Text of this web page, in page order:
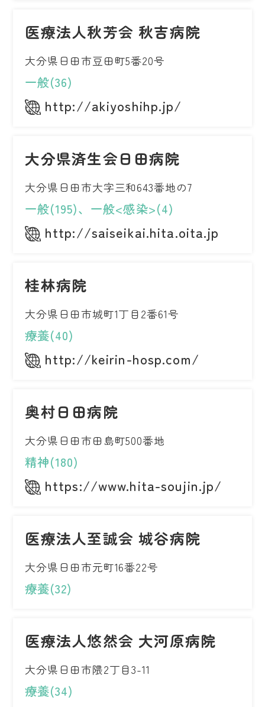
医療法人秋芳会 秋吉病院
大分県日田市豆田町5番20号
一般(36)
http://akiyoshihp.jp/
大分県済生会日田病院
大分県日田市大字三和643番地の7
一般(195)、一般<感染>(4)
http://saiseikai.hita.oita.jp
桂林病院
大分県日田市城町1丁目2番61号
療養(40)
http://keirin-hosp.com/
奥村日田病院
大分県日田市田島町500番地
精神(180)
https://www.hita-soujin.jp/
医療法人至誠会 城谷病院
大分県日田市元町16番22号
療養(32)
医療法人悠然会 大河原病院
大分県日田市隈2丁目3-11
療養(34)